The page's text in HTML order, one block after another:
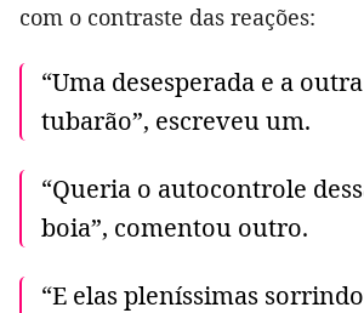
com o contraste das reações:
“Uma desesperada e a
tubarão”, escreveu um.
“Queria o autocontrole
boia”, comentou outro.
“E elas pleníssimas